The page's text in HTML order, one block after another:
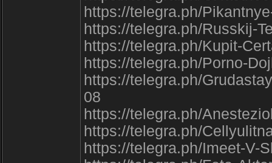
https://telegra.ph/
https://telegra.ph/Russkij-
https://telegra.ph/Kupit-
https://telegra.ph/Porno-
https://telegra.ph/
08
https://telegra.ph/
https://telegra.ph/
https://telegra.ph/Imeet-V-